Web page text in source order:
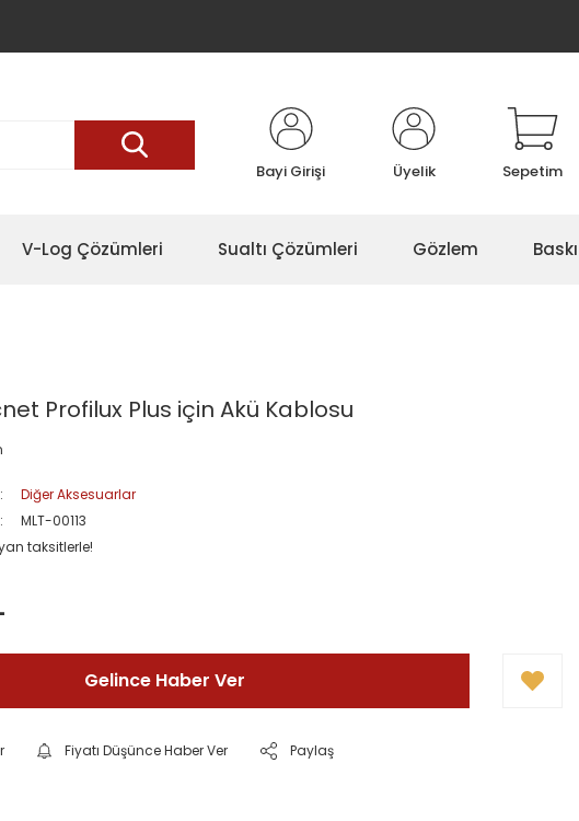
Bayi Girişi Üyelik Sepetim
V-Log Çözümleri Sualtı Çözümleri Gözlem
Profilux Plus için Akü Kablosu
Diğer Aksesuarlar
MLT-00113
taksitlerle!
Gelince Haber Ver
Fiyatı Düşünce Haber Ver Paylaş